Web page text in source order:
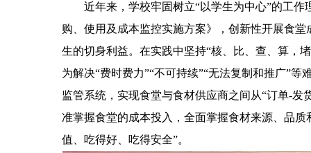
近年来，学校牢固树立“以学生为中心”的工
购、使用及成本监控实施方案》，创新性开展食
生的切身利益。在实践中坚持“核、比、查、算，
为解决“费时费力”“不可持续”“无法复制和推广”
监管系统，实现食堂与食材供应商之间从“订单-发
准掌握食堂的成本投入，全面掌握食材来源、品
值、吃得好、吃得安全”。